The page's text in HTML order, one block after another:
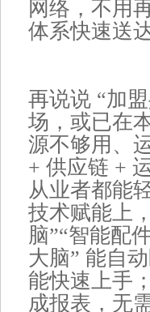
网络，不用
体系快速送
再说说 “加
场，或已在
源不够用、
+ 供应链 +
从业者都能
技术赋能上
脑”“智能配
大脑” 能自
能快速上手
成报表，无